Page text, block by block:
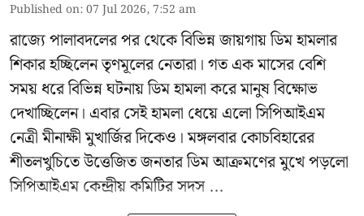
Published on:07 Jul 2026, 7:52 am
রাজ্যে পালাবদলের পর থেকে বিভিন্ন জায়গায় ডিম হামলার
শিকার হচ্ছিলেন তৃণমূলের নেতারা। গত এক মাসের বেশি
সময় ধরে বিভিন্ন ঘটনায় ডিম হামলা করে মানুষ বিক্ষোভ
দেখাচ্ছিলেন। এবার সেই হামলা ধেয়ে এলোসিপিআইএম
নেত্রী মীনাক্ষী মুখার্জিরদিকেও। মঙ্গলবার কোচবিহারের
শীতলখুচিতে উত্তেজিত জনতার ডিম আক্রমণের মুখে পড়লো
সিপিআইএম কেন্দ্রীয় কমিটির সদস ...